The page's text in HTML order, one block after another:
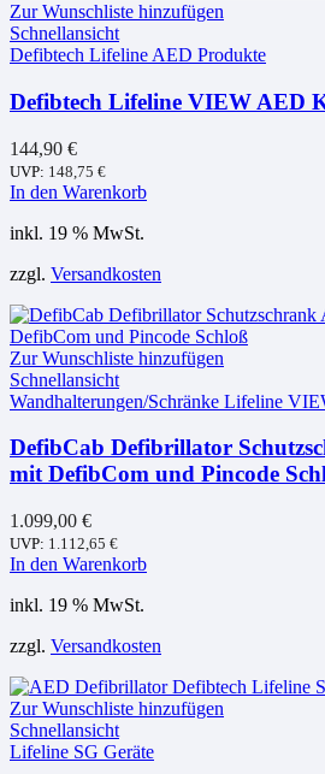
Zur Wunschliste hinzufügen
Schnellansicht
Defibtech Lifeline AED Produkte
Defibtech Lifeline VIEW AED
144,90 €
UVP: 148,75 €
In den Warenkorb
inkl. 19 % MwSt.
zzgl. Versandkosten
Zur Wunschliste hinzufügen
Schnellansicht
Wandhalterungen/Schränke Lifeline
DefibCab Defibrillator
mit DefibCom und Pincode
1.099,00 €
UVP: 1.112,65 €
In den Warenkorb
inkl. 19 % MwSt.
zzgl. Versandkosten
Zur Wunschliste hinzufügen
Schnellansicht
Lifeline SG Geräte